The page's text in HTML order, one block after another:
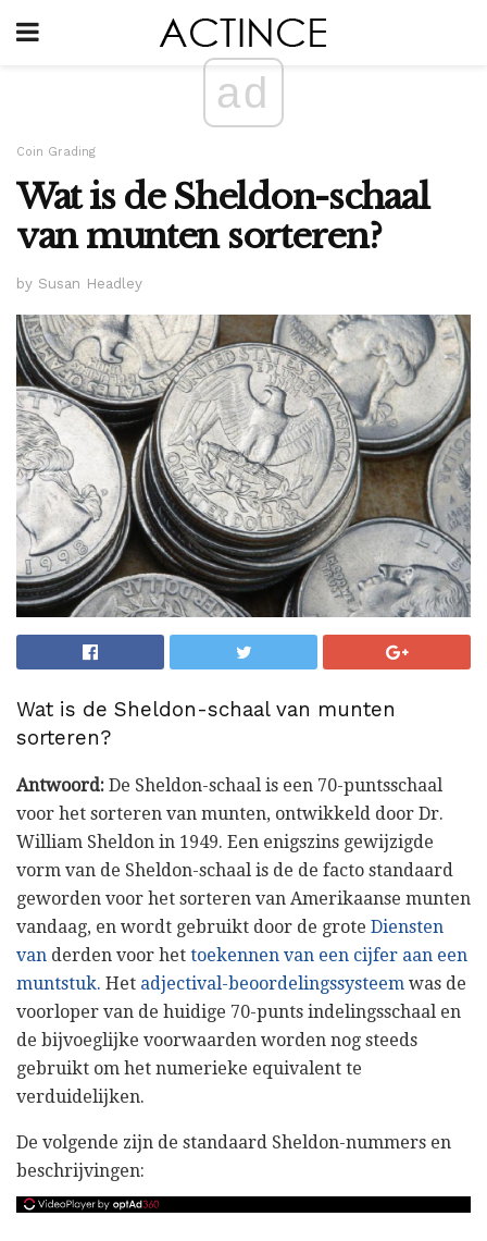
ad
Coin Grading
Wat is de Sheldon-schaal
van munten sorteren?
by Susan Headley
Wat is de Sheldon-schaal van munten
sorteren?
Antwoord: De Sheldon-schaal is een 70-puntsschaal
voor het sorteren van munten, ontwikkeld door Dr.
William Sheldon in 1949. Een enigszins gewijzigde
vorm van de Sheldon-schaal is de de facto standaard
geworden voor het sorteren van Amerikaanse munten
vandaag, en wordt gebruikt door de grote Diensten
van derden voor het toekennen van een cijfer aan een
muntstuk. Het adjectival-beoordelingssysteem was de
voorloper van de huidige 70-punts indelingsschaal en
de bijvoeglijke voorwaarden worden nog steeds
gebruikt om het numerieke equivalent te
verduidelijken.
De volgende zijn de standaard Sheldon-nummers en
beschrijvingen: